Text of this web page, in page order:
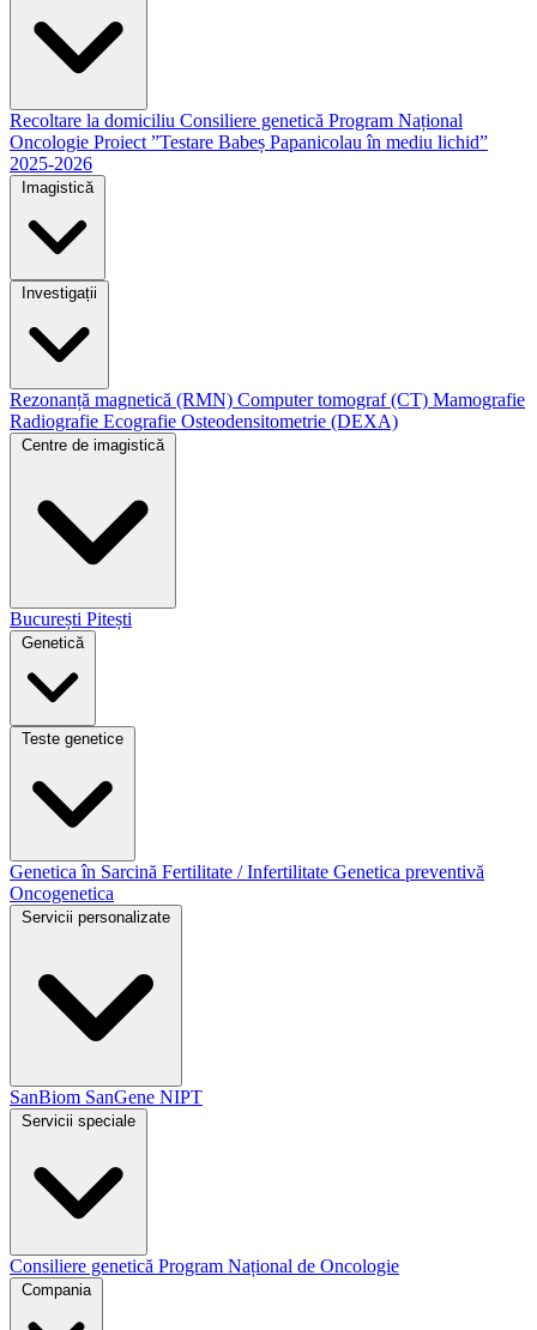
Recoltare la domiciliu Consiliere genetică Program Național
Oncologie Proiect ”Testare Babeș Papanicolau în mediu lichid”
2025-2026
Imagistică
Investigații
Rezonanță magnetică (RMN) Computer tomograf (CT) Mamografie
Radiografie Ecografie Osteodensitometrie (DEXA)
Centre de imagistică
București Pitești
Genetică
Teste genetice
Genetica în Sarcină Fertilitate / Infertilitate Genetica preventivă
Oncogenetica
Servicii personalizate
SanBiom SanGene NIPT
Servicii speciale
Consiliere genetică Program Național de Oncologie
Compania